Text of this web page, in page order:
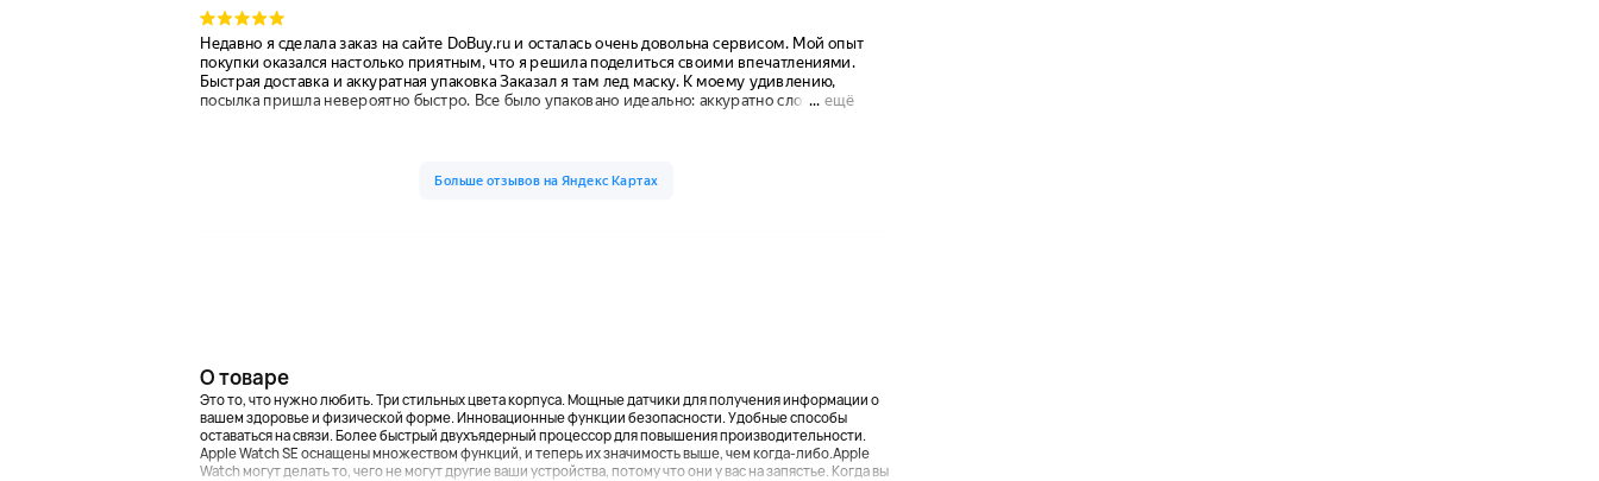
О товаре
Это то, что нужно любить. Три стильных цвета корпуса. Мощные датчики для получения информации о
вашем здоровье и физической форме. Инновационные функции безопасности. Удобные способы
оставаться на связи. Более быстрый двухъядерный процессор для повышения производительности.
Apple Watch SE оснащены множеством функций, и теперь их значимость выше, чем когда-либо.Apple
Watch могут делать то, чего не могут другие ваши устройства, потому что они у вас на запястье. Когда вы